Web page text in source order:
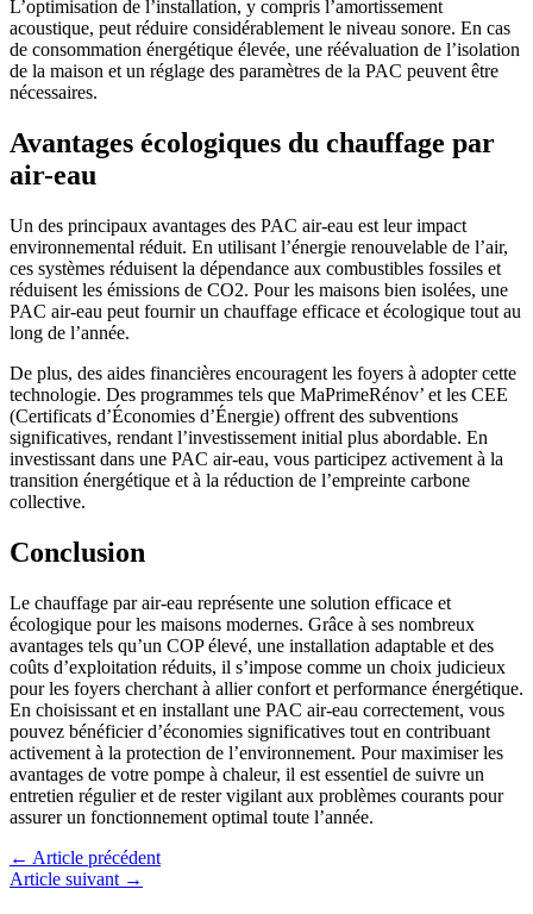
L’optimisation de l’installation, y compris l’amortissement
acoustique, peut réduire considérablement le niveau sonore. En cas
de consommation énergétique élevée, une réévaluation de l’isolation
de la maison et un réglage des paramètres de la PAC peuvent être
nécessaires.
Avantages écologiques du chauffage par
air-eau
Un des principaux avantages des PAC air-eau est leur impact
environnemental réduit. En utilisant l’énergie renouvelable de l’air,
ces systèmes réduisent la dépendance aux combustibles fossiles et
réduisent les émissions de CO2. Pour les maisons bien isolées, une
PAC air-eau peut fournir un chauffage efficace et écologique tout au
long de l’année.
De plus, des aides financières encouragent les foyers à adopter cette
technologie. Des programmes tels que MaPrimeRénov’ et les CEE
(Certificats d’Économies d’Énergie) offrent des subventions
significatives, rendant l’investissement initial plus abordable. En
investissant dans une PAC air-eau, vous participez activement à la
transition énergétique et à la réduction de l’empreinte carbone
collective.
Conclusion
Le chauffage par air-eau représente une solution efficace et
écologique pour les maisons modernes. Grâce à ses nombreux
avantages tels qu’un COP élevé, une installation adaptable et des
coûts d’exploitation réduits, il s’impose comme un choix judicieux
pour les foyers cherchant à allier confort et performance énergétique.
En choisissant et en installant une PAC air-eau correctement, vous
pouvez bénéficier d’économies significatives tout en contribuant
activement à la protection de l’environnement. Pour maximiser les
avantages de votre pompe à chaleur, il est essentiel de suivre un
entretien régulier et de rester vigilant aux problèmes courants pour
assurer un fonctionnement optimal toute l’année.
← Article précédent
Article suivant →